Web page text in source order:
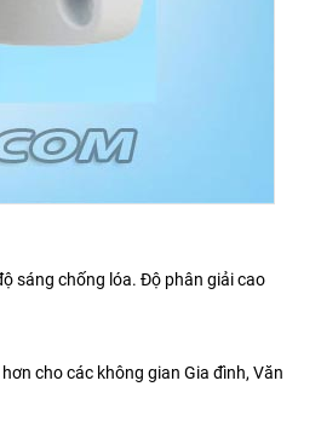
sáng chống lóa. Độ phân giải cao
cho các không gian Gia đình, Văn